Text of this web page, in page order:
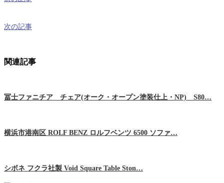
次の記事
関連記事
冨士ファニチア チェア(オーク・オープン塗装仕上・NP) S80…
横浜市港南区 ROLF BENZ ロルフベンツ 6500 ソファ…
シボネ フクラ社製 Void Square Table Ston…